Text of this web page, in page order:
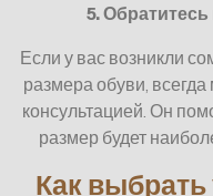
5.
Если у вас возникли
размера обуви,
консультацией. Он
размер будет
Как